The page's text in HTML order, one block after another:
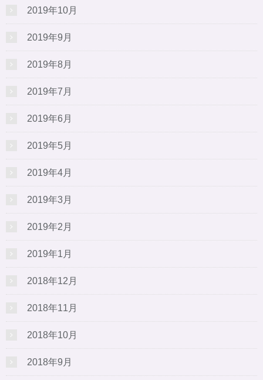
2019年10月
2019年9月
2019年8月
2019年7月
2019年6月
2019年5月
2019年4月
2019年3月
2019年2月
2019年1月
2018年12月
2018年11月
2018年10月
2018年9月